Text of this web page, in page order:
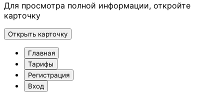
Для просмотра полной информации, откройте
карточку
Открыть карточку
Главная
Тарифы
Регистрация
Вход